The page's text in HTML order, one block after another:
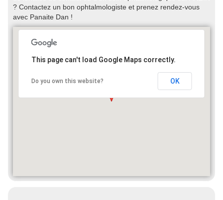
? Contactez un bon ophtalmologiste et prenez rendez-vous
avec Panaite Dan !
This page can't load Google Maps correctly.
Do you own this website? OK